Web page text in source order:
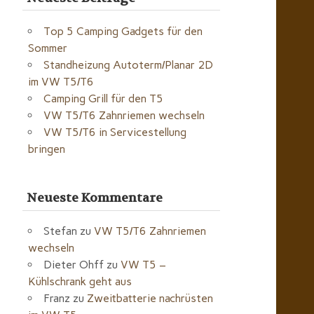
Top 5 Camping Gadgets für den
Sommer
Standheizung Autoterm/Planar 2D
im VW T5/T6
Camping Grill für den T5
VW T5/T6 Zahnriemen wechseln
VW T5/T6 in Servicestellung
bringen
Neueste Kommentare
Stefan zuVW T5/T6 Zahnriemen
wechseln
Dieter Ohff zuVW T5 –
Kühlschrank geht aus
Franz zu Zweitbatterie nachrüsten